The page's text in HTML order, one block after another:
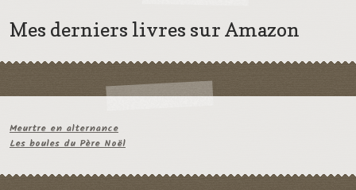
Mes derniers livres sur Amazon
Meurtre en alternance
Les boules du Père Noël